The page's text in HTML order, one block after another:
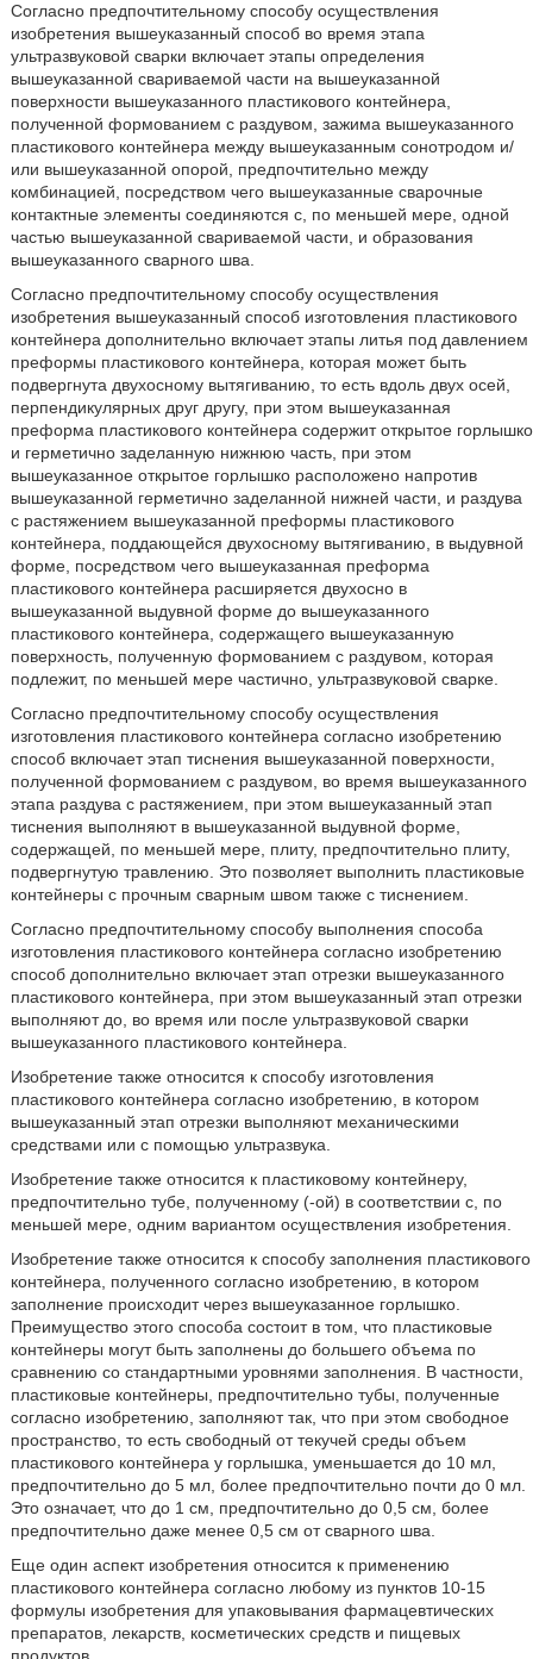
Согласно предпочтительному способу осуществления
изобретения вышеуказанный способ во время этапа
ультразвуковой сварки включает этапы определения
вышеуказанной свариваемой части на вышеуказанной
поверхности вышеуказанного пластикового контейнера,
полученной формованием с раздувом, зажима вышеуказанного
пластикового контейнера между вышеуказанным сонотродом и/
или вышеуказанной опорой, предпочтительно между
комбинацией, посредством чего вышеуказанные сварочные
контактные элементы соединяются с, по меньшей мере, одной
частью вышеуказанной свариваемой части, и образования
вышеуказанного сварного шва.
Согласно предпочтительному способу осуществления
изобретения вышеуказанный способ изготовления пластикового
контейнера дополнительно включает этапы литья под давлением
преформы пластикового контейнера, которая может быть
подвергнута двухосному вытягиванию, то есть вдоль двух осей,
перпендикулярных друг другу, при этом вышеуказанная
преформа пластикового контейнера содержит открытое горлышко
и герметично заделанную нижнюю часть, при этом
вышеуказанное открытое горлышко расположено напротив
вышеуказанной герметично заделанной нижней части, и раздува
с растяжением вышеуказанной преформы пластикового
контейнера, поддающейся двухосному вытягиванию, в выдувной
форме, посредством чего вышеуказанная преформа
пластикового контейнера расширяется двухосно в
вышеуказанной выдувной форме до вышеуказанного
пластикового контейнера, содержащего вышеуказанную
поверхность, полученную формованием с раздувом, которая
подлежит, по меньшей мере частично, ультразвуковой сварке.
Согласно предпочтительному способу осуществления
изготовления пластикового контейнера согласно изобретению
способ включает этап тиснения вышеуказанной поверхности,
полученной формованием с раздувом, во время вышеуказанного
этапа раздува с растяжением, при этом вышеуказанный этап
тиснения выполняют в вышеуказанной выдувной форме,
содержащей, по меньшей мере, плиту, предпочтительно плиту,
подвергнутую травлению. Это позволяет выполнить пластиковые
контейнеры с прочным сварным швом также с тиснением.
Согласно предпочтительному способу выполнения способа
изготовления пластикового контейнера согласно изобретению
способ дополнительно включает этап отрезки вышеуказанного
пластикового контейнера, при этом вышеуказанный этап отрезки
выполняют до, во время или после ультразвуковой сварки
вышеуказанного пластикового контейнера.
Изобретение также относится к способу изготовления
пластикового контейнера согласно изобретению, в котором
вышеуказанный этап отрезки выполняют механическими
средствами или с помощью ультразвука.
Изобретение также относится к пластиковому контейнеру,
предпочтительно тубе, полученному (-ой) в соответствии с, по
меньшей мере, одним вариантом осуществления изобретения.
Изобретение также относится к способу заполнения пластикового
контейнера, полученного согласно изобретению, в котором
заполнение происходит через вышеуказанное горлышко.
Преимущество этого способа состоит в том, что пластиковые
контейнеры могут быть заполнены до большего объема по
сравнению со стандартными уровнями заполнения. В частности,
пластиковые контейнеры, предпочтительно тубы, полученные
согласно изобретению, заполняют так, что при этом свободное
пространство, то есть свободный от текучей среды объем
пластикового контейнера у горлышка, уменьшается до 10 мл,
предпочтительно до 5 мл, более предпочтительно почти до 0 мл.
Это означает, что до 1 см, предпочтительно до 0,5 см, более
предпочтительно даже менее 0,5 см от сварного шва.
Еще один аспект изобретения относится к применению
пластикового контейнера согласно любому из пунктов 10-15
формулы изобретения для упаковывания фармацевтических
препаратов, лекарств, косметических средств и пищевых